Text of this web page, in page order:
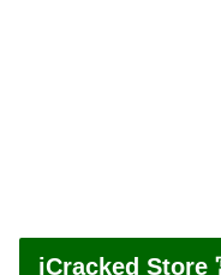
iCracked Store